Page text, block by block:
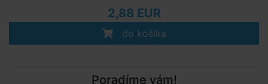
2,88 EUR
do košíka
Poradíme vám!